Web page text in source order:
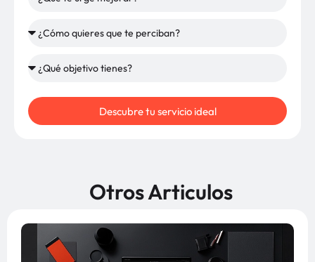
Descubre tu servicio ideal
Otros Articulos